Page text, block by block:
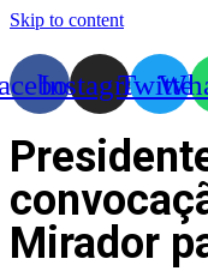
Skip to content
InstagramTwitter
Mirador